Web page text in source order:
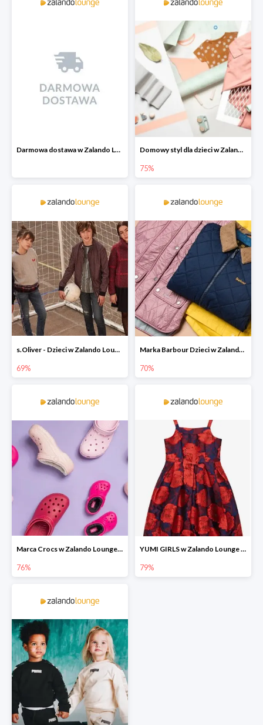
Darmowa dostawa w Zalando Lounge Domowy styl dla dzieci w Zalando Lounge do -75%
75%
s.Oliver - Dzieci w Zalando Lounge do -77%
69%
Marka Barbour Dzieci w Zalando Lounge do -70%
70%
Marca Crocs w Zalando Lounge do -76%
76%
YUMI GIRLS w Zalando Lounge do -79%
79%